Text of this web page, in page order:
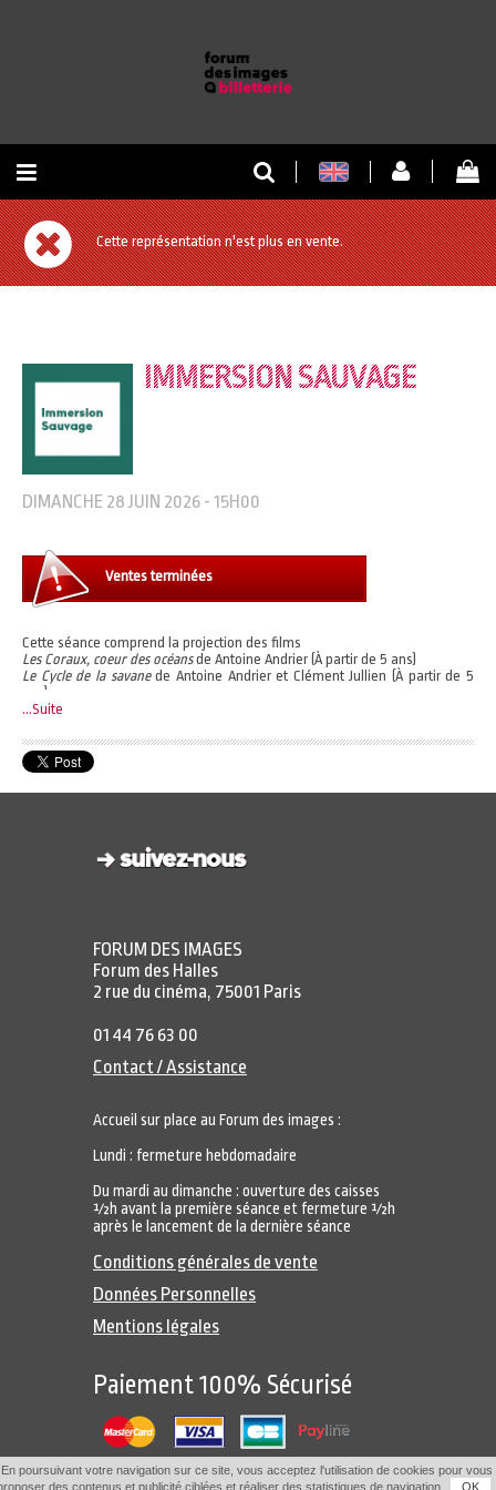
RETOUR À L'ACCUEIL
RETOUR AU SITE
Cette représentation n'est plus en vente.
IMMERSION SAUVAGE
DIMANCHE 28 JUIN 2026 - 15H00
Ventes terminées
Cette séance comprend la projection des films
Les Coraux, coeur des océansde Antoine Andrier (À partir de 5 ans)
Le Cycle de la savanede Antoine Andrier et Clément Jullien (À partir de 5
ans)
Amérique centrale, entre jungle et océan
Accès à l'expérience immersive à l'heure de votre choix.
Horaires d'ouverture :
https://www.forumdesimages.fr/faq-immersion-sauvage#23068
...Suite
FORUM DES IMAGES
Forum des Halles
2 rue du cinéma, 75001 Paris
01 44 76 63 00
Contact / Assistance
Accueil sur place au Forum des images :
Lundi : fermeture hebdomadaire
Du mardi au dimanche : ouverture des caisses
½h avant la première séance et fermeture ½h
après le lancement de la dernière séance
Conditions générales de vente
Données Personnelles
Mentions légales
Paiement 100% Sécurisé
En poursuivant votre navigation sur ce site, vous acceptez l'utilisation de cookies pour vous
des contenus et publicité ciblées et réaliser des statistiques de navigation.
OK